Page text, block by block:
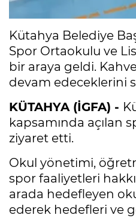
Kütahya Belediye
Spor Ortaokulu ve
bir araya geldi.
devam edeceklerini
KÜTAHYA (İGFA) -
kapsamında açılan
ziyaret etti.
Okul yönetimi,
spor faaliyetleri
arada hedefleyen
ederek hedefleri ve